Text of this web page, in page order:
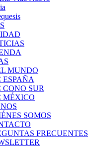
MUNDO
ESPAÑA
CONO SUR
MÉXICO
SOMOS
FRECUENTES